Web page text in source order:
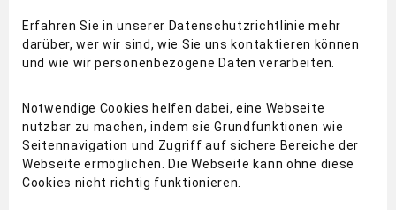
Erfahren Sie in unserer Datenschutzrichtlinie mehr
darüber, wer wir sind, wie Sie uns kontaktieren können
und wie wir personenbezogene Daten verarbeiten.
Notwendige Cookies helfen dabei, eine Webseite
nutzbar zu machen, indem sie Grundfunktionen wie
Seitennavigation und Zugriff auf sichere Bereiche der
Webseite ermöglichen. Die Webseite kann ohne diese
Cookies nicht richtig funktionieren.